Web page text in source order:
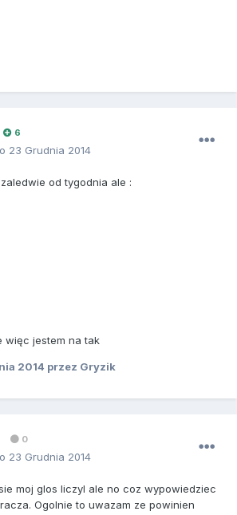
6
23 Grudnia 2014
od tygodnia ale :
więc jestem na tak
2014 przez Gryzik
0
23 Grudnia 2014
moj glos liczyl ale no coz wypowiedziec
Ogolnie to uwazam ze powinien